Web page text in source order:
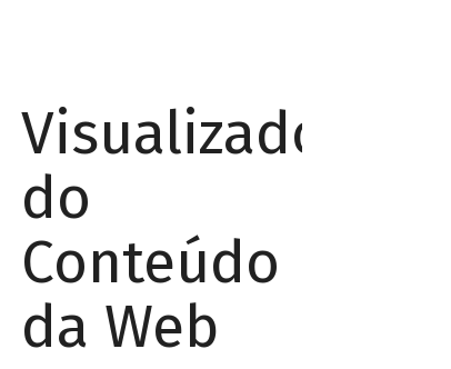
Visualizador
do
Conteúdo
da Web